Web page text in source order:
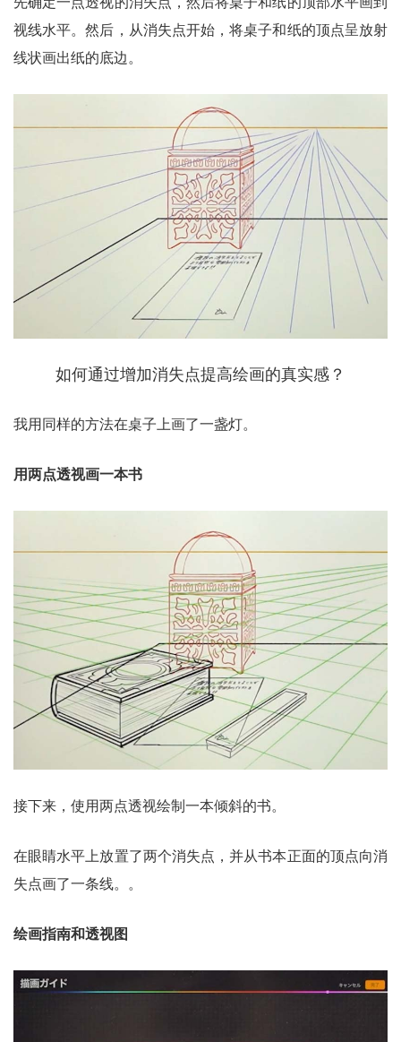
视线水平。然后，从消失点开始，将桌子和纸的顶点呈放射
线状画出纸的底边。
如何通过增加消失点提高绘画的真实感？
我用同样的方法在桌子上画了一盏灯。
用两点透视画一本书
接下来，使用两点透视绘制一本倾斜的书。
在眼睛水平上放置了两个消失点，并从书本正面的顶点向消
失点画了一条线。。
绘画指南和透视图